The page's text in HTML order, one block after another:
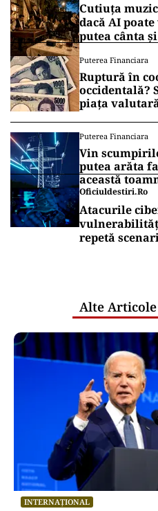
Cutiuța
dacă AI
putea cânta
Puterea Financiara
Ruptură în
occidentală?
piața
Puterea Financiara
Vin
putea arăta
această
Oficiuldestiri.ro
Atacurile
repetă
Alte
INTERNAȚIONAL